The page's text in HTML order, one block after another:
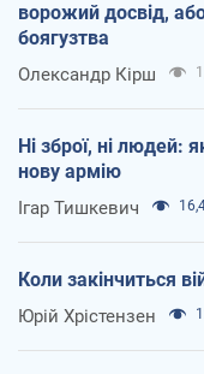
ворожий досвід,
боягузтва
Олександр Кірш
Ні зброї, ні людей:
нову армію
Ігар Тишкевич
Коли закінчиться
Юрій Хрістензен